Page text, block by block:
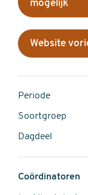
mogelijk
Website
Periode
Soortgroep
Dagdeel
Coördinatoren